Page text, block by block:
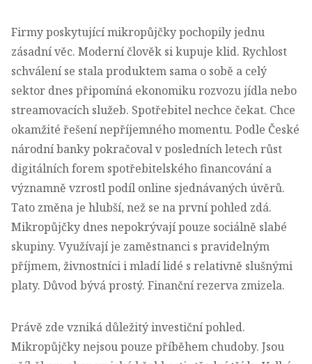
Firmy poskytující mikropůjčky pochopily jednu
zásadní věc. Moderní člověk si kupuje klid. Rychlost
schválení se stala produktem sama o sobě a celý
sektor dnes připomíná ekonomiku rozvozu jídla nebo
streamovacích služeb. Spotřebitel nechce čekat. Chce
okamžité řešení nepříjemného momentu. Podle České
národní banky pokračoval v posledních letech růst
digitálních forem spotřebitelského financování a
významně vzrostl podíl online sjednávaných úvěrů.
Tato změna je hlubší, než se na první pohled zdá.
Mikropůjčky dnes nepokrývají pouze sociálně slabé
skupiny. Využívají je zaměstnanci s pravidelným
příjmem, živnostníci i mladí lidé s relativně slušnými
platy. Důvod bývá prostý. Finanční rezerva zmizela.
Právě zde vzniká důležitý investiční pohled.
Mikropůjčky nejsou pouze příběhem chudoby. Jsou